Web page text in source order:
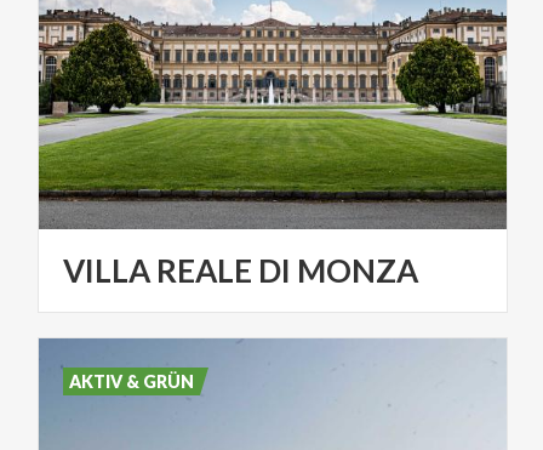
VILLA REALE DI MONZA
AKTIV & GRÜN